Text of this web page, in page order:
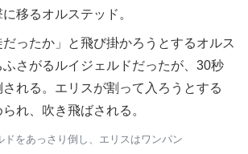
移るオルステッド。
だったか」と飛び掛かろうとするオルス
さがるルイジェルドだったが、30秒
れる。エリスが割って入ろうとする
れ、吹き飛ばされる。
ドをあっさり倒し、エリスはワンパン